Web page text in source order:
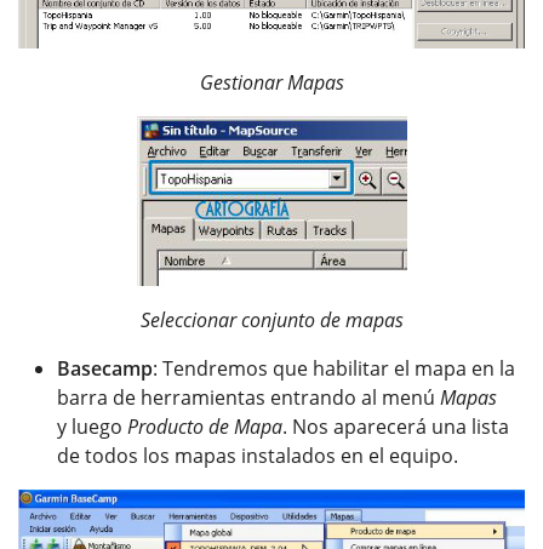
Gestionar Mapas
Seleccionar conjunto de mapas
Basecamp: Tendremos que habilitar el mapa en la
barra de herramientas entrando al menú Mapas
y luego Producto de Mapa. Nos aparecerá una lista
de todos los mapas instalados en el equipo.